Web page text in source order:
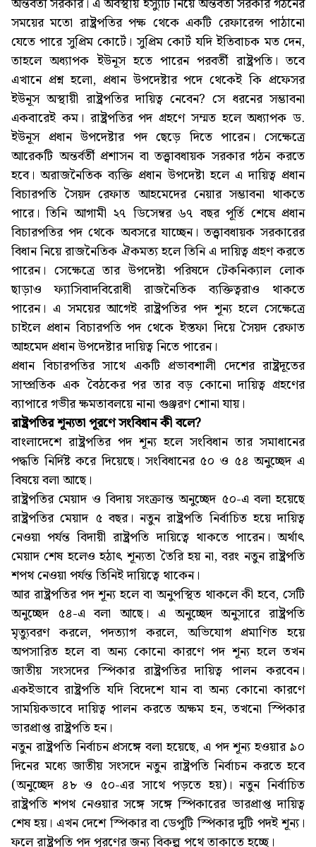
সময়ের মতো রাষ্ট্রপতির পক্ষ থেকে একটি রেফারেন্স পাঠানো
যেতে পারে সুপ্রিম কোর্টে। সুপ্রিম কোর্ট যদি ইতিবাচক মত দেন,
তাহলে অধ্যাপক ইউনূস হতে পারেন পরবর্তী রাষ্ট্রপতি। তবে
এখানে প্রশ্ন হলো, প্রধান উপদেষ্টার পদে থেকেই কি প্রফেসর
ইউনূস অস্থায়ী রাষ্ট্রপতির দায়িত্ব নেবেন? সে ধরনের সম্ভাবনা
একবারেই কম। রাষ্ট্রপতির পদ গ্রহণে সম্মত হলে অধ্যাপক ড.
ইউনূস প্রধান উপদেষ্টার পদ ছেড়ে দিতে পারেন। সেক্ষেত্রে
আরেকটি অন্তর্বর্তী প্রশাসন বা তত্ত্বাবধায়ক সরকার গঠন করতে
হবে। অরাজনৈতিক ব্যক্তি প্রধান উপদেষ্টা হলে এ দায়িত্ব প্রধান
বিচারপতি সৈয়দ রেফাত আহমেদের নেয়ার সম্ভাবনা থাকতে
পারে। তিনি আগামী ২৭ ডিসেম্বর ৬৭ বছর পূর্তি শেষে প্রধান
বিচারপতির পদ থেকে অবসরে যাচ্ছেন। তত্ত্বাবধায়ক সরকারের
বিধান নিয়ে রাজনৈতিক ঐকমত্য হলে তিনি এ দায়িত্ব গ্রহণ করতে
পারেন। সেক্ষেত্রে তার উপদেষ্টা পরিষদে টেকনিক্যাল লোক
ছাড়াও ফ্যাসিবাদবিরোধী রাজনৈতিক ব্যক্তিত্বরাও থাকতে
পারেন। এ সময়ের আগেই রাষ্ট্রপতির পদ শূন্য হলে সেক্ষেত্রে
চাইলে প্রধান বিচারপতি পদ থেকে ইস্তফা দিয়ে সৈয়দ রেফাত
আহমেদ প্রধান উপদেষ্টার দায়িত্ব নিতে পারেন।
প্রধান বিচারপতির সাথে একটি প্রভাবশালী দেশের রাষ্ট্রদূতের
সাম্প্রতিক এক বৈঠকের পর তার বড় কোনো দায়িত্ব গ্রহণের
ব্যাপারে গভীর ক্ষমতাবলয়ে নানা গুঞ্জরণ শোনা যায়।
রাষ্ট্রপতির শূন্যতা পূরণে সংবিধান কী বলে?
বাংলাদেশে রাষ্ট্রপতির পদ শূন্য হলে সংবিধান তার সমাধানের
পদ্ধতি নির্দিষ্ট করে দিয়েছে। সংবিধানের ৫০ ও ৫৪ অনুচ্ছেদ এ
বিষয়ে বলা আছে।
রাষ্ট্রপতির মেয়াদ ও বিদায় সংক্রান্ত অনুচ্ছেদ ৫০-এ বলা হয়েছে
রাষ্ট্রপতির মেয়াদ ৫ বছর। নতুন রাষ্ট্রপতি নির্বাচিত হয়ে দায়িত্ব
নেওয়া পর্যন্ত বিদায়ী রাষ্ট্রপতি দায়িত্বে থাকতে পারেন। অর্থাৎ
মেয়াদ শেষ হলেও হঠাৎ শূন্যতা তৈরি হয় না, বরং নতুন রাষ্ট্রপতি
শপথ নেওয়া পর্যন্ত তিনিই দায়িত্বে থাকেন।
আর রাষ্ট্রপতির পদ শূন্য হলে বা অনুপস্থিত থাকলে কী হবে, সেটি
অনুচ্ছেদ ৫৪-এ বলা আছে। এ অনুচ্ছেদ অনুসারে রাষ্ট্রপতি
মৃত্যুবরণ করলে, পদত্যাগ করলে, অভিযোগ প্রমাণিত হয়ে
অপসারিত হলে বা অন্য কোনো কারণে পদ শূন্য হলে তখন
জাতীয় সংসদের স্পিকার রাষ্ট্রপতির দায়িত্ব পালন করবেন।
একইভাবে রাষ্ট্রপতি যদি বিদেশে যান বা অন্য কোনো কারণে
সাময়িকভাবে দায়িত্ব পালন করতে অক্ষম হন, তখনো স্পিকার
ভারপ্রাপ্ত রাষ্ট্রপতি হন।
নতুন রাষ্ট্রপতি নির্বাচন প্রসঙ্গে বলা হয়েছে, এ পদ শূন্য হওয়ার ৯০
দিনের মধ্যে জাতীয় সংসদে নতুন রাষ্ট্রপতি নির্বাচন করতে হবে
(অনুচ্ছেদ ৪৮ ও ৫০-এর সাথে পড়তে হয়)। নতুন নির্বাচিত
রাষ্ট্রপতি শপথ নেওয়ার সঙ্গে সঙ্গে স্পিকারের ভারপ্রাপ্ত দায়িত্ব
শেষ হয়। এখন দেশে স্পিকার বা ডেপুটি স্পিকার দুটি পদই শূন্য।
ফলে রাষ্ট্রপতি পদ পূরণের জন্য বিকল্প পথে তাকাতে হচ্ছে।